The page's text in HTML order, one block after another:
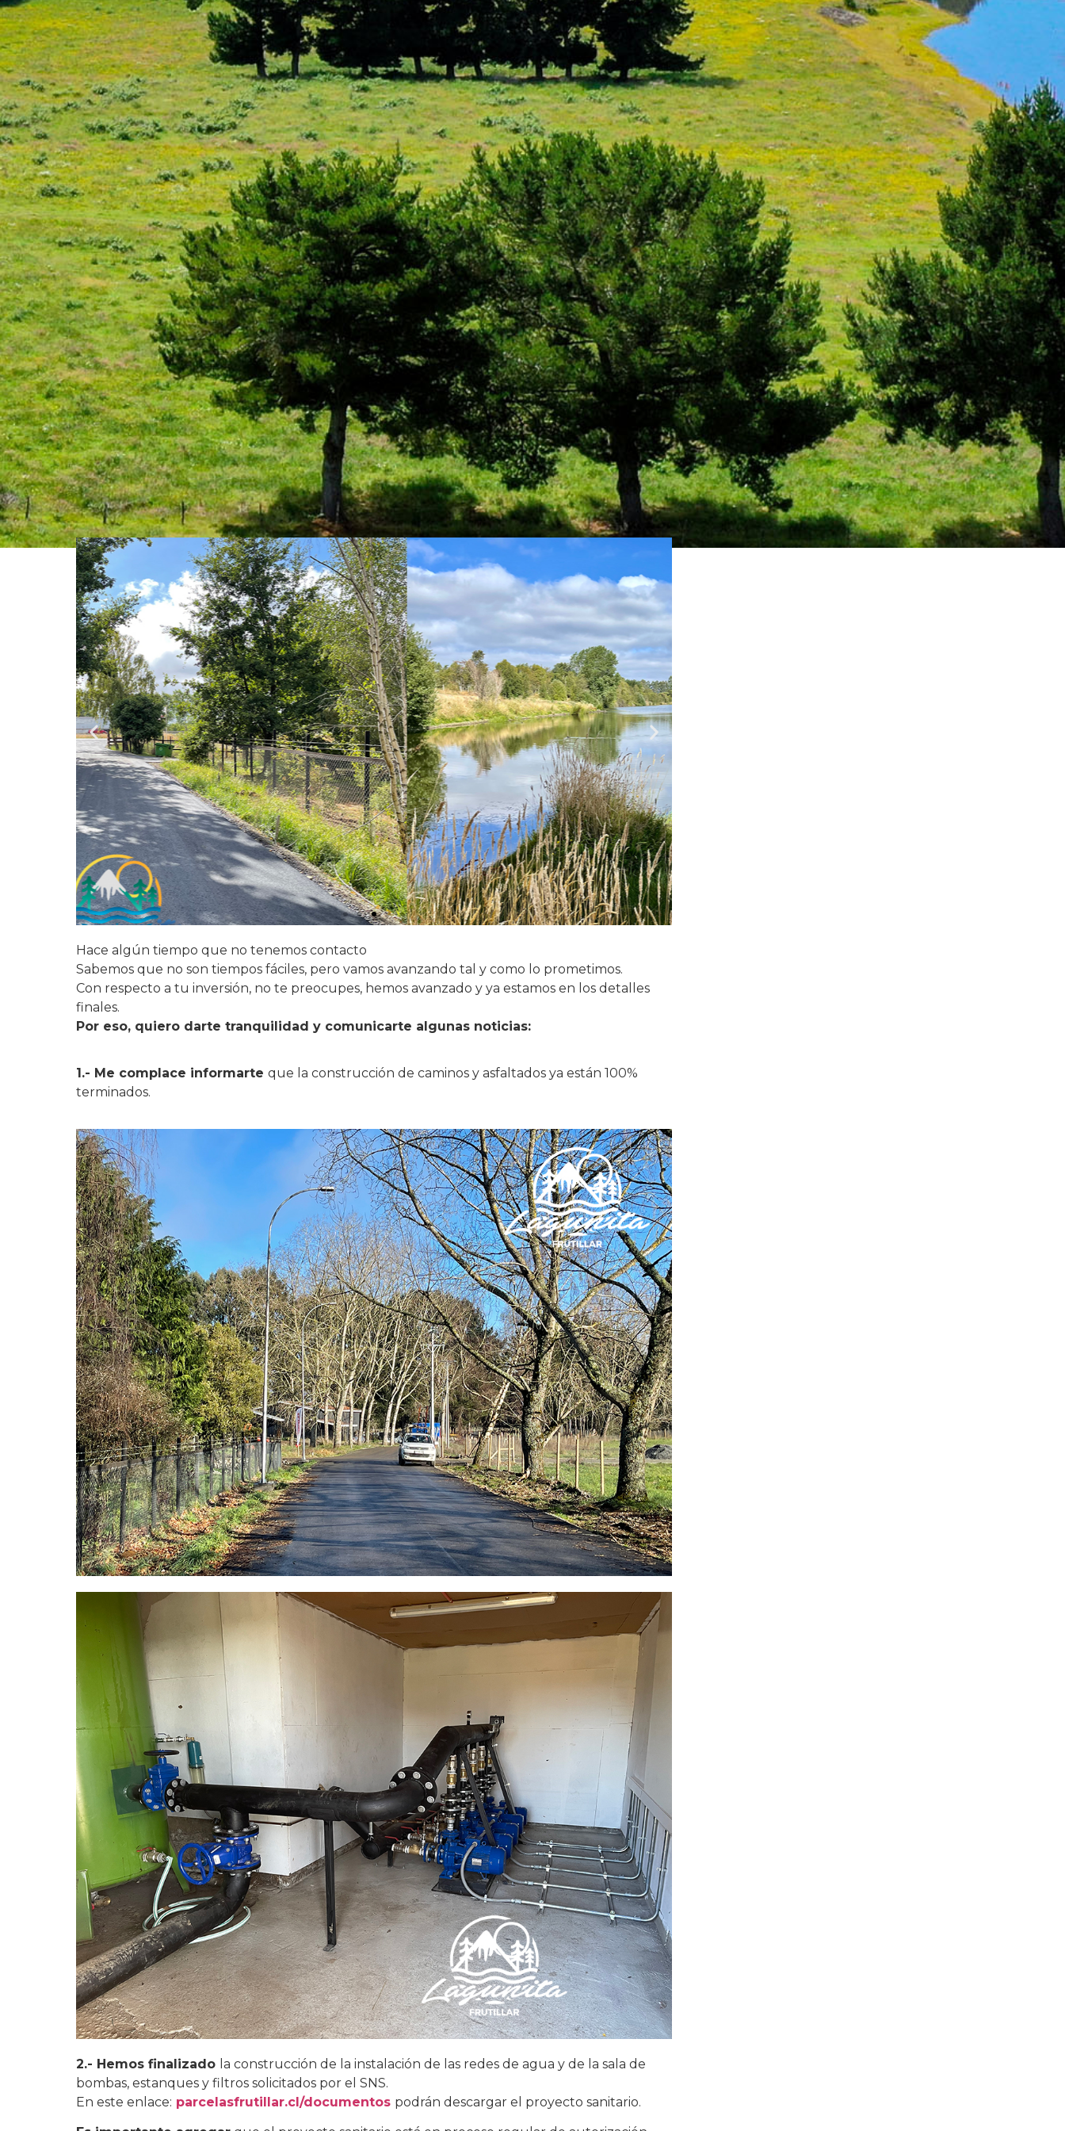
Hace algún tiempo que no tenemos contacto
Sabemos que no son tiempos fáciles, pero vamos avanzando tal y como lo prometimos.
Con respecto a tu inversión, no te preocupes, hemos avanzado y ya estamos en los detalles
finales.
Por eso, quiero darte tranquilidad y comunicarte algunas noticias:
1.- Me complace informarte que la construcción de caminos y asfaltados ya están 100%
terminados.
2.- Hemos finalizado la construcción de la instalación de las redes de agua y de la sala de
bombas, estanques y filtros solicitados por el SNS.
En este enlace: parcelasfrutillar.cl/documentos podrán descargar el proyecto sanitario.